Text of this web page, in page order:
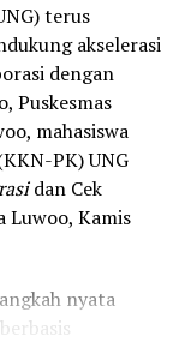
dipaparkan
Indra Gobel
bahwa
inklusivitas
Gorontalo
pemerintah
makin
terus
akselerasi
dengan
Puskesmas
mahasiswa
PK) UNG
dan Cek
Luwoo, Kamis
nyata